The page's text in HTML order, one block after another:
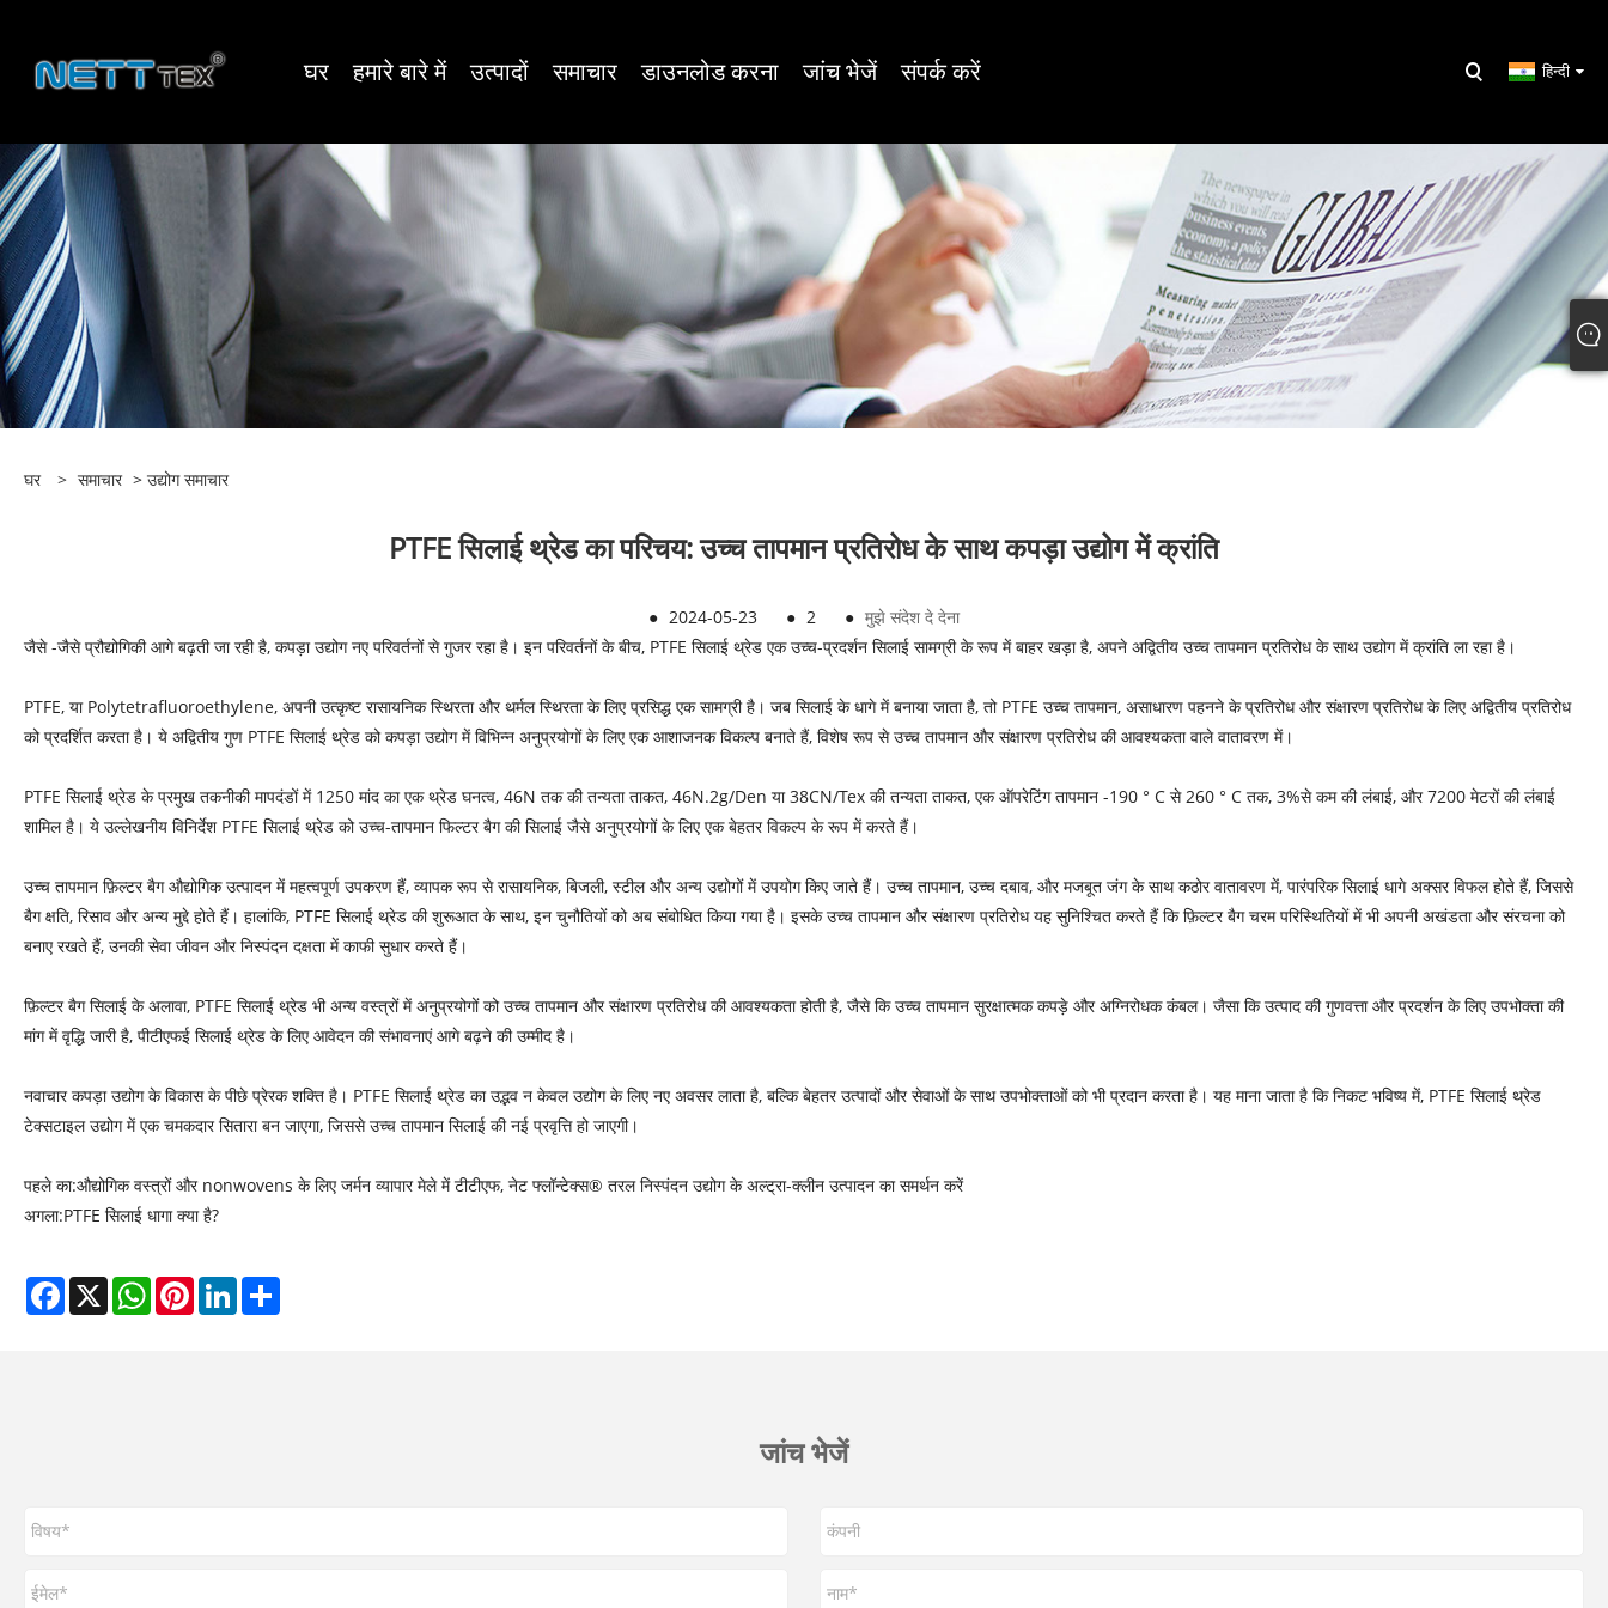
घर हमारे बारे में उत्पादों समाचार डाउनलोड करना जांच भेजें संपर्क करें हिन्दी
घर > समाचार > उद्योग समाचार
PTFE सिलाई थ्रेड का परिचय: उच्च तापमान प्रतिरोध के साथ कपड़ा उद्योग में क्रांति
● 2024-05-23 ● 2 ● मुझे संदेश दे देना
जैसे -जैसे प्रौद्योगिकी आगे बढ़ती जा रही है, कपड़ा उद्योग नए परिवर्तनों से गुजर रहा है। इन परिवर्तनों के बीच, PTFE सिलाई थ्रेड एक उच्च-प्रदर्शन सिलाई सामग्री के रूप में बाहर खड़ा है, अपने अद्वितीय उच्च तापमान प्रतिरोध के साथ उद्योग में क्रांति ला रहा है।
PTFE, या Polytetrafluoroethylene, अपनी उत्कृष्ट रासायनिक स्थिरता और थर्मल स्थिरता के लिए प्रसिद्ध एक सामग्री है। जब सिलाई के धागे में बनाया जाता है, तो PTFE उच्च तापमान, असाधारण पहनने के प्रतिरोध और संक्षारण प्रतिरोध के लिए अद्वितीय प्रतिरोध
को प्रदर्शित करता है। ये अद्वितीय गुण PTFE सिलाई थ्रेड को कपड़ा उद्योग में विभिन्न अनुप्रयोगों के लिए एक आशाजनक विकल्प बनाते हैं, विशेष रूप से उच्च तापमान और संक्षारण प्रतिरोध की आवश्यकता वाले वातावरण में।
PTFE सिलाई थ्रेड के प्रमुख तकनीकी मापदंडों में 1250 मांद का एक थ्रेड घनत्व, 46N तक की तन्यता ताकत, 46N.2g/Den या 38CN/Tex की तन्यता ताकत, एक ऑपरेटिंग तापमान -190 ° C से 260 ° C तक, 3%से कम की लंबाई, और 7200 मेटरों की लंबाई
शामिल है। ये उल्लेखनीय विनिर्देश PTFE सिलाई थ्रेड को उच्च-तापमान फिल्टर बैग की सिलाई जैसे अनुप्रयोगों के लिए एक बेहतर विकल्प के रूप में करते हैं।
उच्च तापमान फ़िल्टर बैग औद्योगिक उत्पादन में महत्वपूर्ण उपकरण हैं, व्यापक रूप से रासायनिक, बिजली, स्टील और अन्य उद्योगों में उपयोग किए जाते हैं। उच्च तापमान, उच्च दबाव, और मजबूत जंग के साथ कठोर वातावरण में, पारंपरिक सिलाई धागे अक्सर विफल होते हैं, जिससे
बैग क्षति, रिसाव और अन्य मुद्दे होते हैं। हालांकि, PTFE सिलाई थ्रेड की शुरूआत के साथ, इन चुनौतियों को अब संबोधित किया गया है। इसके उच्च तापमान और संक्षारण प्रतिरोध यह सुनिश्चित करते हैं कि फ़िल्टर बैग चरम परिस्थितियों में भी अपनी अखंडता और संरचना को
बनाए रखते हैं, उनकी सेवा जीवन और निस्पंदन दक्षता में काफी सुधार करते हैं।
फ़िल्टर बैग सिलाई के अलावा, PTFE सिलाई थ्रेड भी अन्य वस्त्रों में अनुप्रयोगों को उच्च तापमान और संक्षारण प्रतिरोध की आवश्यकता होती है, जैसे कि उच्च तापमान सुरक्षात्मक कपड़े और अग्निरोधक कंबल। जैसा कि उत्पाद की गुणवत्ता और प्रदर्शन के लिए उपभोक्ता की
मांग में वृद्धि जारी है, पीटीएफई सिलाई थ्रेड के लिए आवेदन की संभावनाएं आगे बढ़ने की उम्मीद है।
नवाचार कपड़ा उद्योग के विकास के पीछे प्रेरक शक्ति है। PTFE सिलाई थ्रेड का उद्भव न केवल उद्योग के लिए नए अवसर लाता है, बल्कि बेहतर उत्पादों और सेवाओं के साथ उपभोक्ताओं को भी प्रदान करता है। यह माना जाता है कि निकट भविष्य में, PTFE सिलाई थ्रेड
टेक्सटाइल उद्योग में एक चमकदार सितारा बन जाएगा, जिससे उच्च तापमान सिलाई की नई प्रवृत्ति हो जाएगी।
पहले का:औद्योगिक वस्त्रों और nonwovens के लिए जर्मन व्यापार मेले में टीटीएफ, नेट फ्लॉन्टेक्स® तरल निस्पंदन उद्योग के अल्ट्रा-क्लीन उत्पादन का समर्थन करें
अगला:PTFE सिलाई धागा क्या है?
Facebook
X WhatsAppPinterestLinkedIn
जांच भेजें